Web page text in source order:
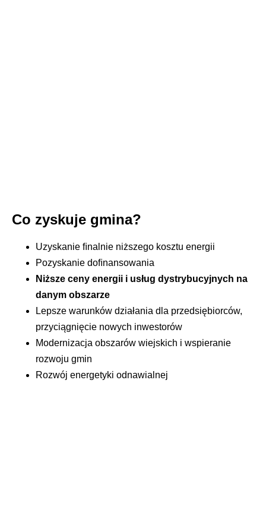
Co zyskuje gmina?
Uzyskanie ﬁnalnie niższego kosztu energii
Pozyskanie doﬁnansowania
Niższe ceny energii i usług dystrybucyjnych na
danym obszarze
Lepsze warunków działania dla przedsiębiorców,
przyciągnięcie nowych inwestorów
Modernizacja obszarów wiejskich i wspieranie
rozwoju gmin
Rozwój energetyki odnawialnej